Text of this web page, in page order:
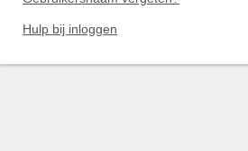
Hulp bij inloggen